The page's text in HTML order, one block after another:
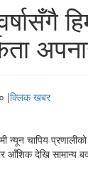
|क्लिक खबर
न्यून चापिय
आँशिक देखि सामान्य